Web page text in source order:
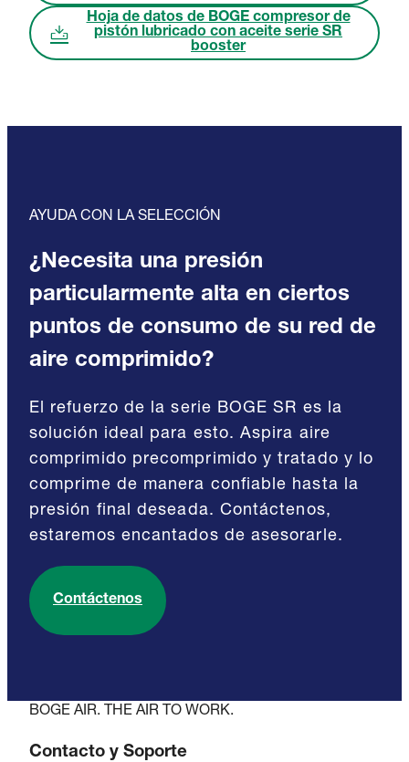
Hoja de datos de BOGE compresor de
pistón lubricado con aceite serie SR
booster
AYUDA CON LA SELECCIÓN
¿Necesita una presión
particularmente alta en ciertos
puntos de consumo de su red de
aire comprimido?
El refuerzo de la serie BOGE SR es la
solución ideal para esto. Aspira aire
comprimido precomprimido y tratado y lo
comprime de manera confiable hasta la
presión final deseada. Contáctenos,
estaremos encantados de asesorarle.
Contáctenos
BOGE AIR. THE AIR TO WORK.
Contacto y Soporte